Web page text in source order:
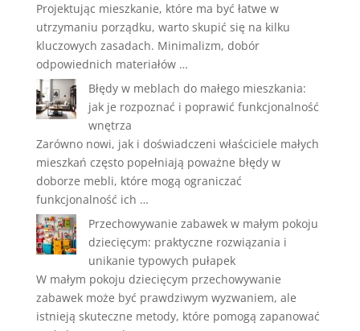
Projektując mieszkanie, które ma być łatwe w
utrzymaniu porządku, warto skupić się na kilku
kluczowych zasadach. Minimalizm, dobór
odpowiednich materiałów …
Błędy w meblach do małego mieszkania:
jak je rozpoznać i poprawić funkcjonalność
wnętrza
Zarówno nowi, jak i doświadczeni właściciele małych
mieszkań często popełniają poważne błędy w
doborze mebli, które mogą ograniczać
funkcjonalność ich …
Przechowywanie zabawek w małym pokoju
dziecięcym: praktyczne rozwiązania i
unikanie typowych pułapek
W małym pokoju dziecięcym przechowywanie
zabawek może być prawdziwym wyzwaniem, ale
istnieją skuteczne metody, które pomogą zapanować